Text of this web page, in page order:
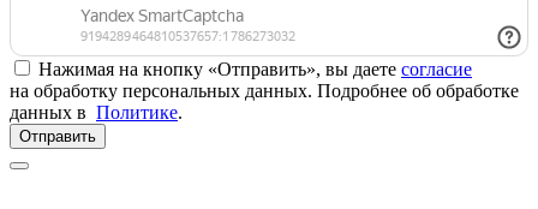
Нажимая на кнопку «Отправить», вы даете согласие
на обработку персональных данных. Подробнее об обработке
данных в Политике.
Отправить